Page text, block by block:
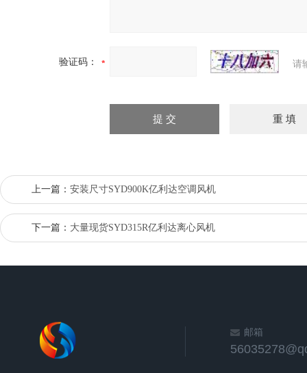
验证码： 请
上一篇： 安装尺寸SYD900K亿利达空调风机
下一篇： 大量现货SYD315R亿利达离心风机
邮箱